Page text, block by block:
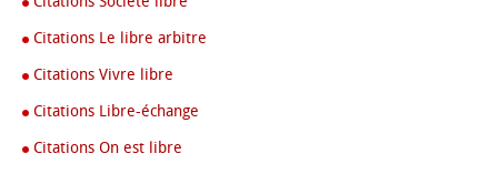
Citations Le libre arbitre
Citations Vivre libre
Citations Libre-échange
Citations On est libre